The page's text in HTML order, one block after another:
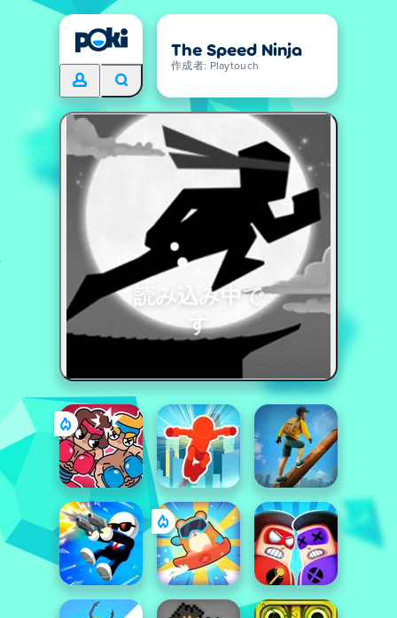
The Speed Ninja
作成者: Playtouch
読み込み中で
す